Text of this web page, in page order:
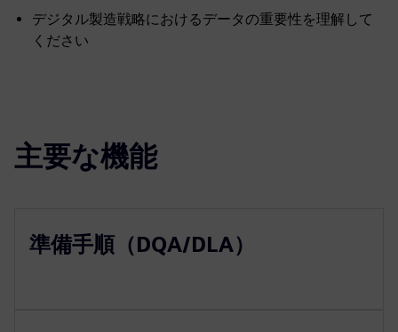
デジタル製造戦略におけるデータの重要性を理解して
ください
主要な機能
準備手順（DQA/DLA）